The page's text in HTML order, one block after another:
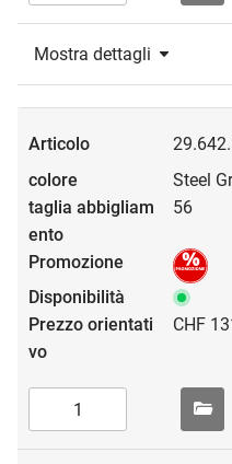
Mostra dettagli
Steel
56
CHF